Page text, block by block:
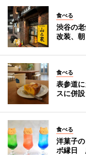
食べる
渋谷の
改装、
食べる
表参道
スに併設
食べる
洋菓子
ボ縁日